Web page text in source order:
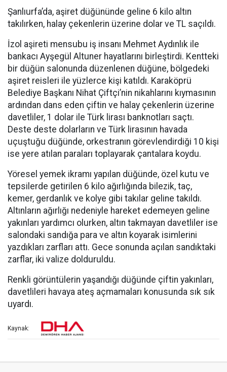
Şanlıurfa’da, aşiret düğününde geline 6 kilo altın
takılırken, halay çekenlerin üzerine dolar ve TL saçıldı.
İzol aşireti mensubu iş insanı Mehmet Aydınlık ile
bankacı Ayşegül Altuner hayatlarını birleştirdi. Kentteki
bir düğün salonunda düzenlenen düğüne, bölgedeki
aşiret reisleri ile yüzlerce kişi katıldı. Karaköprü
Belediye Başkanı Nihat Çiftçi’nin nikahlarını kıymasının
ardından dans eden çiftin ve halay çekenlerin üzerine
davetliler, 1 dolar ile Türk lirası banknotları saçtı.
Deste deste dolarların ve Türk lirasının havada
uçuştuğu düğünde, orkestranın görevlendirdiği 10 kişi
ise yere atılan paraları toplayarak çantalara koydu.
Yöresel yemek ikramı yapılan düğünde, özel kutu ve
tepsilerde getirilen 6 kilo ağırlığında bilezik, taç,
kemer, gerdanlık ve kolye gibi takılar geline takıldı.
Altınların ağırlığı nedeniyle hareket edemeyen geline
yakınları yardımcı olurken, altın takmayan davetliler ise
salondaki sandığa para ve altın koyarak isimlerini
yazdıkları zarfları attı. Gece sonunda açılan sandıktaki
zarflar, iki valize dolduruldu.
Renkli görüntülerin yaşandığı düğünde çiftin yakınları,
davetlileri havaya ateş açmamaları konusunda sık sık
uyardı.
Kaynak: